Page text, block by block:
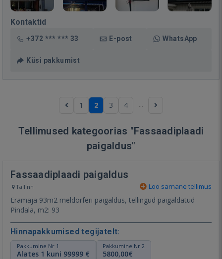
Kontaktid
+372 *** *** 33 E-post WhatsApp
Küsi pakkumist
1 2 3 4 ...
Tellimused kategoorias "Fassaadiplaadi
paigaldus"
Fassaadiplaadi paigaldus
Tallinn Loo sarnane tellimus
Eramaja 93m2 meldorferi paigaldus, tellingud paigaldatud
Pindala, m2: 93
Hinnapakkumised tegijatelt:
Pakkumine Nr 1
Alates 1 kuni 99999 €
Pakkumine Nr 2
5800,00€